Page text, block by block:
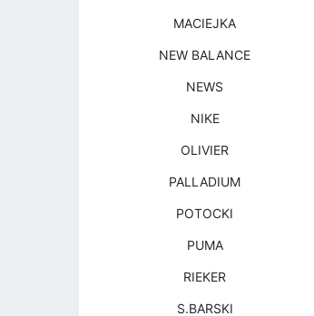
MACIEJKA
NEW BALANCE
NEWS
NIKE
OLIVIER
PALLADIUM
POTOCKI
PUMA
RIEKER
S.BARSKI